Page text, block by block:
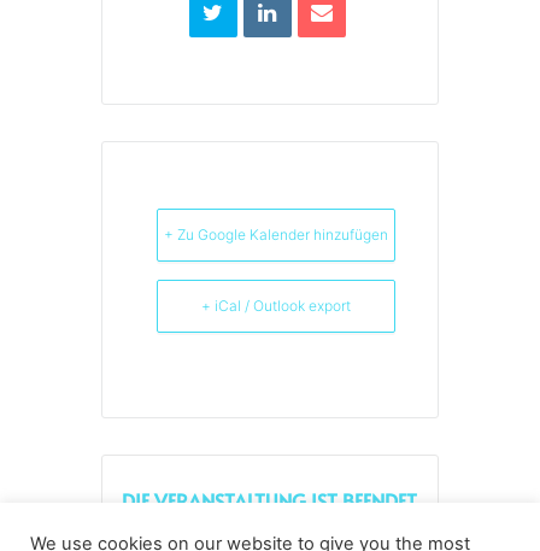
+ Zu Google Kalender hinzufügen
+ iCal / Outlook export
DIE VERANSTALTUNG IST BEENDET.
We use cookies on our website to give you the most